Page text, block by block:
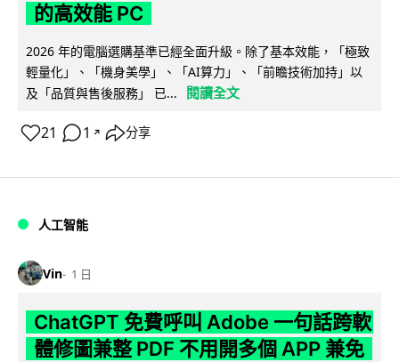
的高效能 PC
2026 年的電腦選購基準已經全面升級。除了基本效能，「極致
輕量化」、「機身美學」、「AI算力」、「前瞻技術加持」以
及「品質與售後服務」 已...
閱讀全文
21 1 ↗ 分享
人工智能
Vin 1 日
ChatGPT 免費呼叫 Adobe 一句話跨軟
體修圖兼整 PDF 不用開多個 APP 兼免